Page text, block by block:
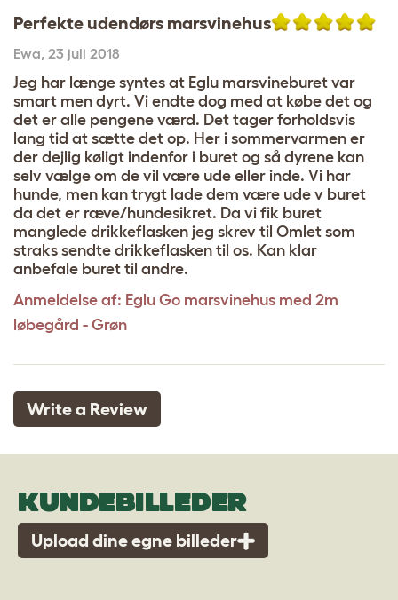
Perfekte udendørs marsvinehus
Ewa, 23 juli 2018
Jeg har længe syntes at Eglu marsvineburet var
smart men dyrt. Vi endte dog med at købe det og
det er alle pengene værd. Det tager forholdsvis
lang tid at sætte det op. Her i sommervarmen er
der dejlig køligt indenfor i buret og så dyrene kan
selv vælge om de vil være ude eller inde. Vi har
hunde, men kan trygt lade dem være ude v buret
da det er ræve/hundesikret. Da vi fik buret
manglede drikkeflasken jeg skrev til Omlet som
straks sendte drikkeflasken til os. Kan klar
anbefale buret til andre.
Anmeldelse af: Eglu Go marsvinehus med 2m
løbegård - Grøn
Write a Review
KUNDEBILLEDER
Upload dine egne billeder